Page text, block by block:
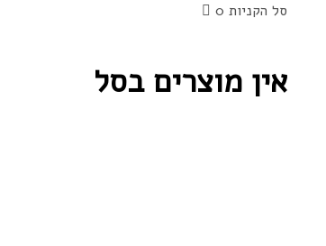
סל הקניות 0
אין מוצרים בסל